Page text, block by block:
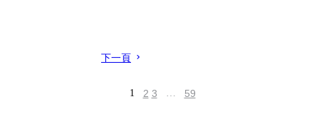
下一頁
1 2 3 … 59